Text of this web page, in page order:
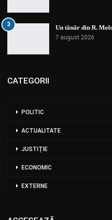
3 Un tânăr din R.
7 august 2026
CATEGORII
POLITIC
ACTUALITATE
JUSTIȚIE
ECONOMIC
EXTERNE